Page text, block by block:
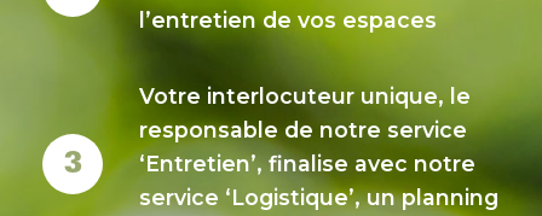
l’entretien de vos espaces
Votre interlocuteur unique, le
responsable de notre service
‘Entretien’, finalise avec notre
service ‘Logistique’, un planning